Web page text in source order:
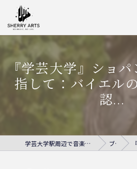
『学芸大学』ショパ
指して：バイエル
認...
学芸大学駅周辺で音楽教室ならシェリー・アーツ音楽教室 ブログ